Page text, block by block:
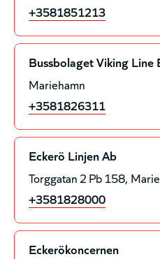
+3581851213
Bussbolaget Viking Line
Mariehamn
+3581826311
Eckerö Linjen Ab
Torggatan 2 Pb 158
+3581828000
Eckerökoncernen